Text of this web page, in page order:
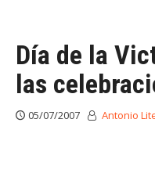
Día de la
las
05/07/2007 Antonio